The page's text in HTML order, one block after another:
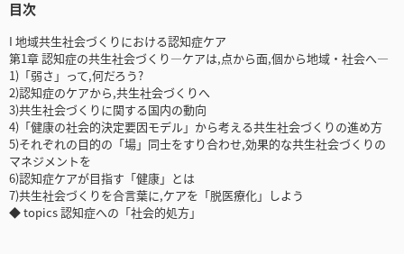
目次
I 地域共生社会づくりにおける認知症ケア
第1章 認知症の共生社会づくり―ケアは,点から面,個から地域・社会へ―
1)「弱さ」って,何だろう?
2)認知症のケアから,共生社会づくりへ
3)共生社会づくりに関する国内の動向
4)「健康の社会的決定要因モデル」から考える共生社会づくりの進め方
5)それぞれの目的の「場」同士をすり合わせ,効果的な共生社会づくりの
マネジメントを
6)認知症ケアが目指す「健康」とは
7)共生社会づくりを合言葉に,ケアを「脱医療化」しよう
◆ topics 認知症への「社会的処方」